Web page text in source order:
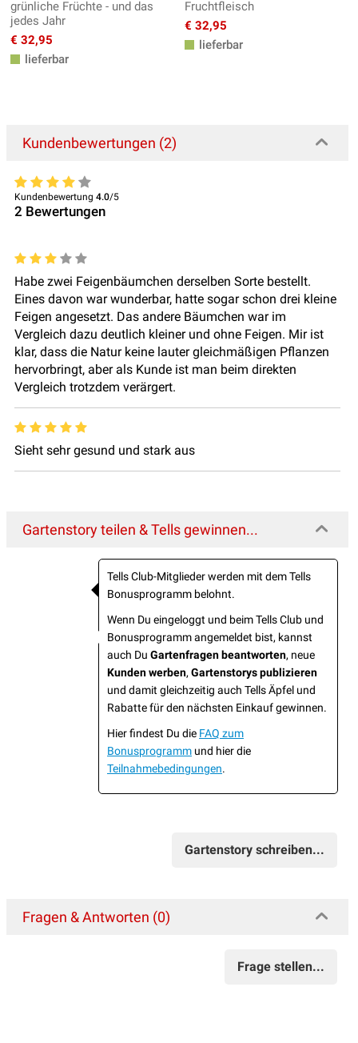
grünliche Früchte - und das
jedes Jahr
€ 32,95
lieferbar
Fruchtfleisch
€ 32,95
lieferbar
Kundenbewertungen (2)
Kundenbewertung 4.0/5
2 Bewertungen
Habe zwei Feigenbäumchen derselben Sorte bestellt.
Eines davon war wunderbar, hatte sogar schon drei kleine
Feigen angesetzt. Das andere Bäumchen war im
Vergleich dazu deutlich kleiner und ohne Feigen. Mir ist
klar, dass die Natur keine lauter gleichmäßigen Pflanzen
hervorbringt, aber als Kunde ist man beim direkten
Vergleich trotzdem verärgert.
Sieht sehr gesund und stark aus
Gartenstory teilen & Tells gewinnen...
Tells Club-Mitglieder werden mit dem Tells
Bonusprogramm belohnt.
Wenn Du eingeloggt und beim Tells Club und
Bonusprogramm angemeldet bist, kannst
auch Du Gartenfragen beantworten, neue
Kunden werben, Gartenstorys publizieren
und damit gleichzeitig auch Tells Äpfel und
Rabatte für den nächsten Einkauf gewinnen.
Hier findest Du die FAQ zum
Bonusprogramm und hier die
Teilnahmebedingungen.
Gartenstory schreiben...
Fragen & Antworten (0)
Frage stellen...